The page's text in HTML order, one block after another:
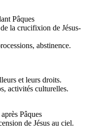
Pâques
la crucifixion de Jésus-
abstinence.
et leurs droits.
activités culturelles.
Pâques
de Jésus au ciel.